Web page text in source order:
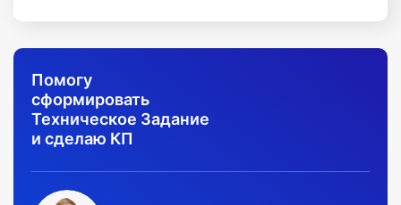
Помогу
сформировать
Техническое Задание
и сделаю КП